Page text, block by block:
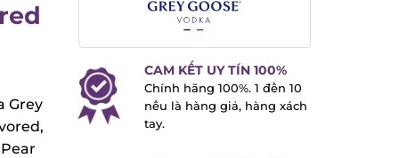
CAM KẾT UY TÍN 100%
Chính hãng 100%. 1 đền 10
nếu là hàng giả, hàng xách
tay.